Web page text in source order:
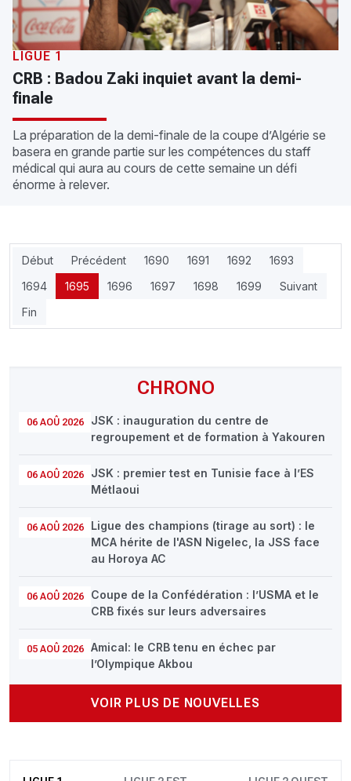
CHRONO
06 AOÛ 2026
JSK : inauguration du centre de
regroupement et de formation à Yakouren
06 AOÛ 2026
JSK : premier test en Tunisie face à l’ES
Métlaoui
06 AOÛ 2026
Ligue des champions (tirage au sort) : le
MCA hérite de l'ASN Nigelec, la JSS face
au Horoya AC
06 AOÛ 2026
Coupe de la Confédération : l’USMA et le
CRB fixés sur leurs adversaires
05 AOÛ 2026
Amical: le CRB tenu en échec par
l’Olympique Akbou
VOIR PLUS DE NOUVELLES
LIGUE 1
CRB : Badou Zaki inquiet avant la demi-
finale
La préparation de la demi-finale de la coupe d’Algérie se
basera en grande partie sur les compétences du staff
médical qui aura au cours de cette semaine un défi
énorme à relever.
Début Précédent 1690 1691 1692
1693
1694
1695 1696 1697 1698 1699
Suivant
Fin